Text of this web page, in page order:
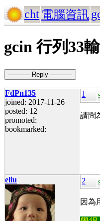
cht 電腦資訊
gcin 行列33
----------- Reply -----------
FdPn135
joined: 2017-11-26
posted: 12
promoted:
bookmarked:
1
請問
eliu 2
因為